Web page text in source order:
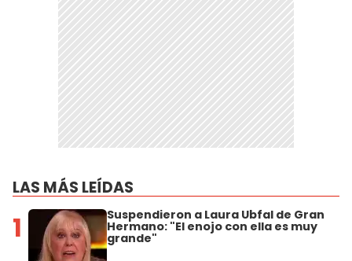
LAS MÁS LEÍDAS
1 Suspendieron a Laura Ubfal de Gran
Hermano: "El enojo con ella es muy
grande"